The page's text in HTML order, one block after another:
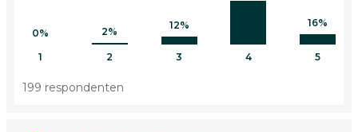
0%
1
2%
2
12%
3 4
16%
5
199 respondenten